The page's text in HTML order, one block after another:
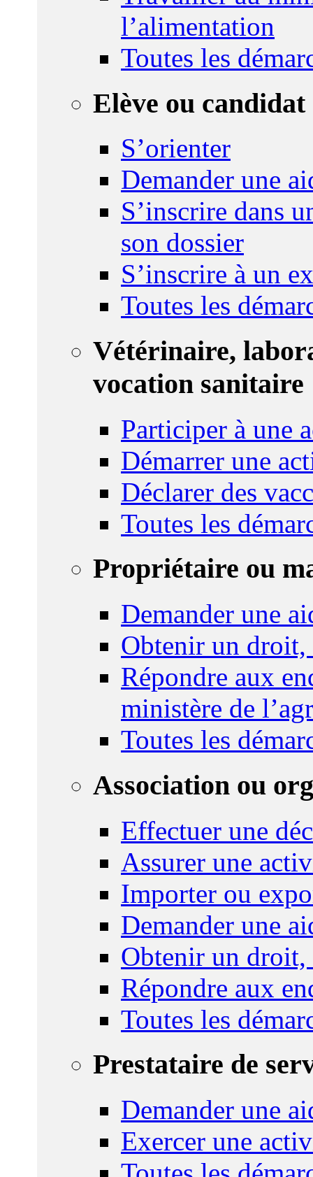
l’alimentation
Toutes les
Elève ou candidat
S’orienter
Demander une
S’inscrire dans
son dossier
S’inscrire à un
Toutes les
Vétérinaire,
vocation sanitaire
Participer à une
Démarrer une
Déclarer des
Toutes les
Propriétaire ou
Demander une
Obtenir un droit,
Répondre aux
ministère de
Toutes les
Association ou
Effectuer une
Assurer une
Importer ou
Demander une
Obtenir un droit,
Répondre aux
Toutes les
Prestataire de
Demander une
Exercer une